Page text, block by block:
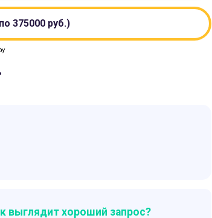
375000руб.)
выглядит хороший запрос?